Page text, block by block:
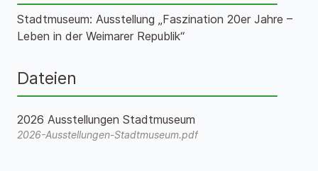
Stadtmuseum: Ausstellung „Faszination 20er Jahre –
Leben in der Weimarer Republik“
Dateien
2026 Ausstellungen Stadtmuseum
2026-Ausstellungen-Stadtmuseum.pdf